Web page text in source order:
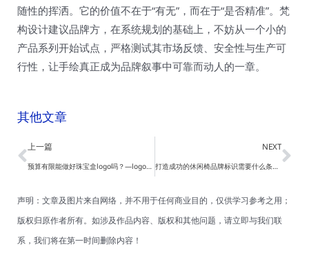
随性的挥洒。它的价值不在于“有无”，而在于“是否精准”。梵
构设计建议品牌方，在系统规划的基础上，不妨从一个小的
产品系列开始试点，严格测试其市场反馈、安全性与生产可
行性，让手绘真正成为品牌叙事中可靠而动人的一章。
其他文章
Prev
上一篇
预算有限能做好珠宝盒logo吗？—logo设计
NEXT
打造成功的休闲椅品牌标识需要什么条件？—品牌标识
声明：文章及图片来自网络，并不用于任何商业目的，仅供学习参考之用；
版权归原作者所有。如涉及作品内容、版权和其他问题，请立即与我们联
系，我们将在第一时间删除内容！